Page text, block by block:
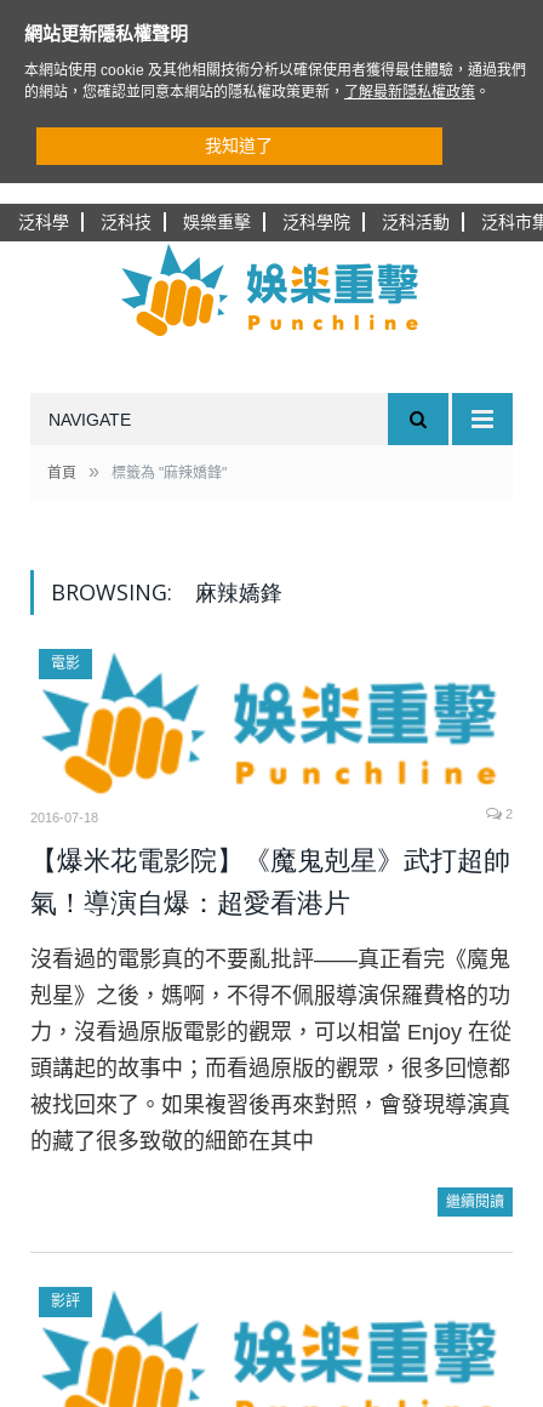
泛科學 泛科技 娛樂重擊 泛科學院 泛科活動 泛科市
NAVIGATE
首頁 » 標籤為 "麻辣嬌鋒"
BROWSING: 麻辣嬌鋒
電影
2016-07-18 2
【爆米花電影院】《魔鬼剋星》武打超帥
氣！導演自爆：超愛看港片
沒看過的電影真的不要亂批評——真正看完《魔鬼
剋星》之後，媽啊，不得不佩服導演保羅費格的功
力，沒看過原版電影的觀眾，可以相當 Enjoy 在從
頭講起的故事中；而看過原版的觀眾，很多回憶都
被找回來了。如果複習後再來對照，會發現導演真
的藏了很多致敬的細節在其中
繼續閱讀
影評
網站更新隱私權聲明
本網站使用 cookie 及其他相關技術分析以確保使用者獲得最佳體驗，通過我們
的網站，您確認並同意本網站的隱私權政策更新，
了解最新隱私權政策 。
我知道了